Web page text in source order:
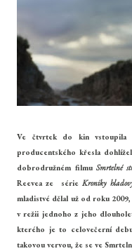
Ve čtvrtek do kin vstoupila
producentského křesla
dobrodružném filmu Smrtelné
Reevea ze sérieKroniky
mladistvé dělal už od roku
v režii jednoho z jeho
kterého je to celovečerní
takovou vervou, že se ve